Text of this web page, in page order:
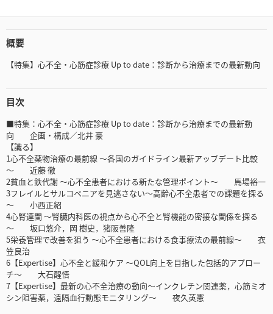
概要
【特集】心不全・心筋症診療 Up to date：診断から治療までの最新動向
目次
■特集：心不全・心筋症診療 Up to date：診断から治療までの最新動
向 企画・構成／北井 豪
【識る】
1心不全薬物治療の最前線 ～各国のガイドライン最新アップデート比較
～ 近藤 徹
2貧血と鉄代謝 ～心不全患者における新たな管理ポイント～ 馬場裕一
3フレイルとサルコペニアを見逃さない～高齢心不全患者での課題を探る
～ 小西正紹
4心腎連関 ～腎臓内科医の視点から心不全と腎機能の密接な関係を探る
～ 坂口悠介，岡 樹史，猪阪善隆
5栄養管理で改善を狙う ～心不全患者における食事療法の最前線～ 衣
笠良治
6【Expertise】心不全と緩和ケア ～QOL向上を目指した包括的アプロー
チ～ 大石醒悟
7【Expertise】最新の心不全治療の動向～インクレチン関連薬，心筋ミオ
シン阻害薬，遠隔血行動態モニタリング～ 夜久英憲